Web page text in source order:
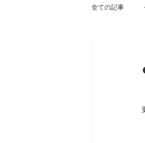
全ての記事